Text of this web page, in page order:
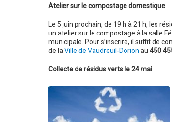
Atelier sur le compostage domestique
Le 5 juin prochain, de 19 h à 21 h, les
un atelier sur le compostage à la salle
municipale. Pour s’inscrire, il suffit de
de la Ville de Vaudreuil-Dorion au 450
Collecte de résidus verts le 24 mai